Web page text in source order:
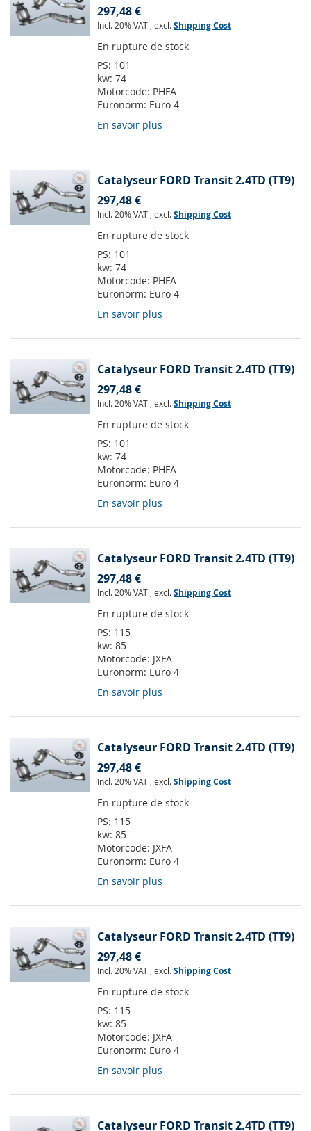
297,48 €
Incl. 20% VAT , excl.Shipping Cost
En rupture de stock
PS: 101
kw: 74
Motorcode: PHFA
Euronorm: Euro 4
En savoir plus
Catalyseur FORD Transit 2.4TD (TT9)
297,48 €
Incl. 20% VAT , excl.Shipping Cost
En rupture de stock
PS: 101
kw: 74
Motorcode: PHFA
Euronorm: Euro 4
En savoir plus
Catalyseur FORD Transit 2.4TD (TT9)
297,48 €
Incl. 20% VAT , excl.Shipping Cost
En rupture de stock
PS: 101
kw: 74
Motorcode: PHFA
Euronorm: Euro 4
En savoir plus
Catalyseur FORD Transit 2.4TD (TT9)
297,48 €
Incl. 20% VAT , excl.Shipping Cost
En rupture de stock
PS: 115
kw: 85
Motorcode: JXFA
Euronorm: Euro 4
En savoir plus
Catalyseur FORD Transit 2.4TD (TT9)
297,48 €
Incl. 20% VAT , excl.Shipping Cost
En rupture de stock
PS: 115
kw: 85
Motorcode: JXFA
Euronorm: Euro 4
En savoir plus
Catalyseur FORD Transit 2.4TD (TT9)
297,48 €
Incl. 20% VAT , excl.Shipping Cost
En rupture de stock
PS: 115
kw: 85
Motorcode: JXFA
Euronorm: Euro 4
En savoir plus
Catalyseur FORD Transit 2.4TD (TT9)